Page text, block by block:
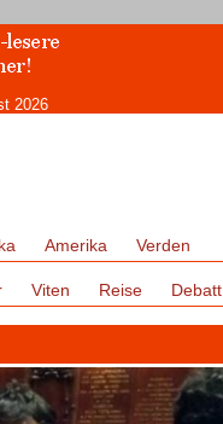
2026
Amerika Verden
Viten Reise Debatt